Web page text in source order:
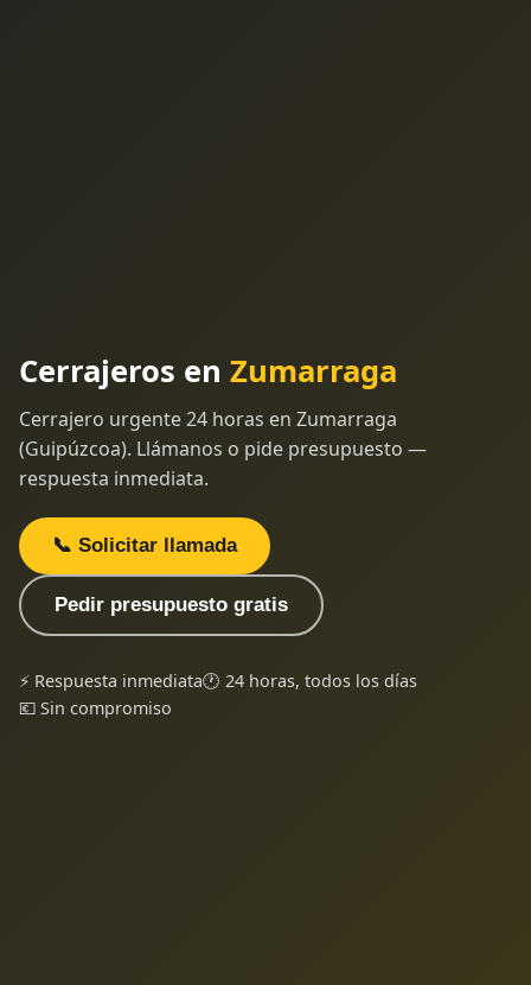
Cerrajeros en Zumarraga
Cerrajero urgente 24 horas en Zumarraga
(Guipúzcoa). Llámanos o pide presupuesto —
respuesta inmediata.
📞 Solicitar llamada
Pedir presupuesto gratis
⚡ Respuesta inmediata🕐 24 horas, todos los días
💶 Sin compromiso